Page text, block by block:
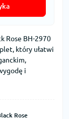
Rose BH-2970
który ułatwi
i
Rose